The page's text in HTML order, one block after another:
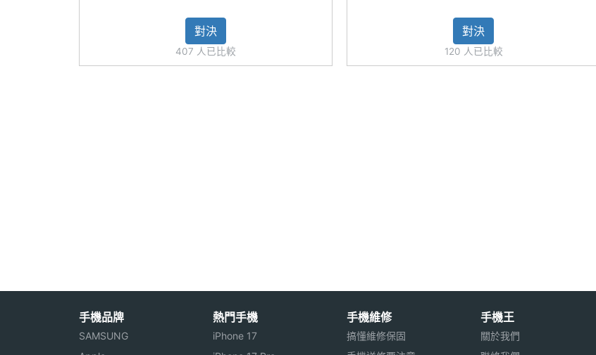
6400 萬畫素
CMOS
第二主相機畫素 800 萬畫素
第二主相機感光
CMOS
對決
407 人已比較
對決
120 人已比較
手機品牌
SAMSUNG
熱門手機
iPhone 17
手機維修
搞懂維修保固
手機王
關於我們